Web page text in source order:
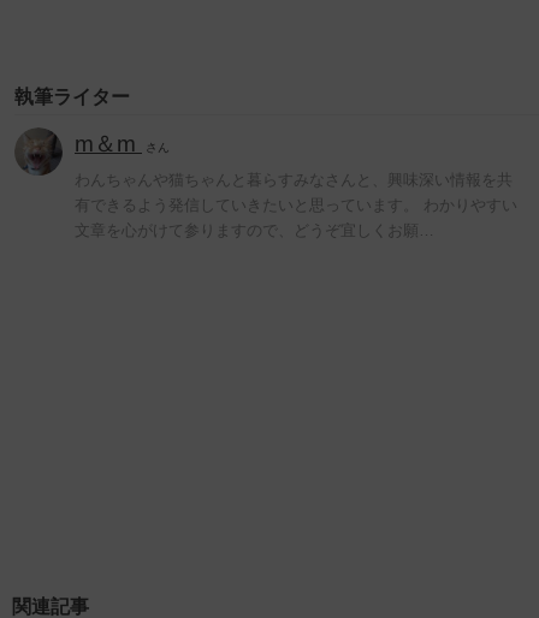
執筆ライター
m＆m さん
わんちゃんや猫ちゃんと暮らすみなさんと、興味深い情報を共
有できるよう発信していきたいと思っています。 わかりやすい
文章を心がけて参りますので、どうぞ宜しくお願…
関連記事